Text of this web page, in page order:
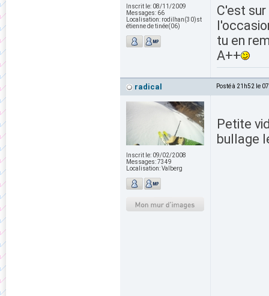
Inscrit le: 08/11/2009
Messages: 66
Localisation: rodilhan(30)st
étienne de tinée(06)
C'est
tu en
A++
radical Posté à 21h52 le
Inscrit le: 09/02/2008
Messages:7349
Localisation:Valberg
Petite
bullage